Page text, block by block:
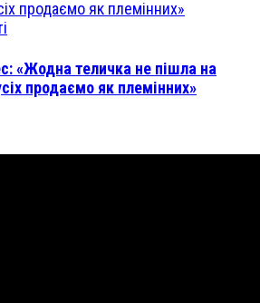
«Жодна теличка не пішла на
продаємо як племінних»